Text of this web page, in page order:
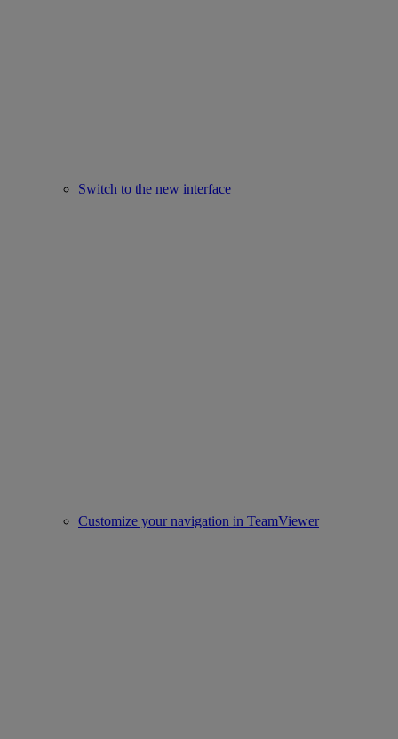
Switch to the new interface
Customize your navigation in TeamViewer